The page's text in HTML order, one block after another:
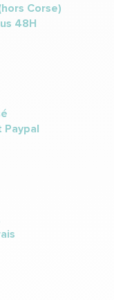
Corse)
48H
Paypal